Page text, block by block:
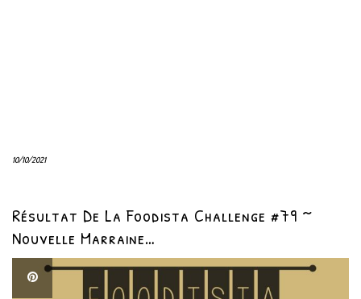
10/10/2021
Résultat De La Foodista Challenge #79 ~
Nouvelle Marraine…